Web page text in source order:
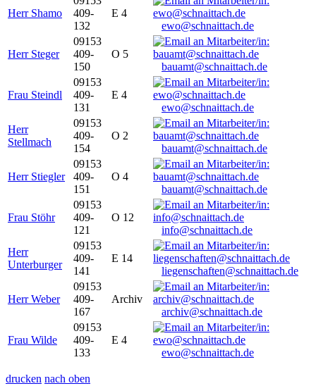
Herr Shamo
409-
132
E 4
ewo@schnaittach.de
Herr Steger
09153
409-
150
O 5
bauamt@schnaittach.de
Frau Steindl
09153
409-
131
E 4
ewo@schnaittach.de
Herr
Stellmach
09153
409-
154
O 2
bauamt@schnaittach.de
Herr Stiegler
09153
409-
151
O 4
bauamt@schnaittach.de
Frau Stöhr
09153
409-
121
O 12
info@schnaittach.de
Herr
Unterburger
09153
409-
141
E 14
liegenschaften@schnaittach.de
Herr Weber
09153
409-
167
Archiv
archiv@schnaittach.de
Frau Wilde
09153
409-
133
E 4
ewo@schnaittach.de
drucken nach oben